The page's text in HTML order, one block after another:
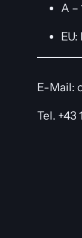
A –
E-Mail:
Tel. +43